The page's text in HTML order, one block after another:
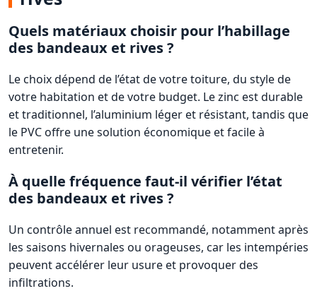
Quels matériaux choisir pour l’habillage
des bandeaux et rives ?
Le choix dépend de l’état de votre toiture, du style de
votre habitation et de votre budget. Le zinc est durable
et traditionnel, l’aluminium léger et résistant, tandis que
le PVC offre une solution économique et facile à
entretenir.
À quelle fréquence faut-il vérifier l’état
des bandeaux et rives ?
Un contrôle annuel est recommandé, notamment après
les saisons hivernales ou orageuses, car les intempéries
peuvent accélérer leur usure et provoquer des
infiltrations.